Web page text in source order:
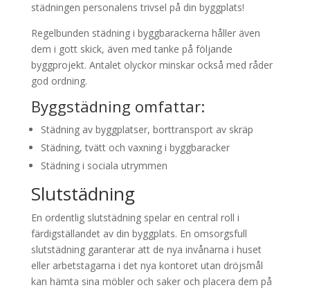
städningen personalens trivsel på din byggplats!
Regelbunden städning i byggbarackerna håller även
dem i gott skick, även med tanke på följande
byggprojekt. Antalet olyckor minskar också med råder
god ordning.
Byggstädning omfattar:
Städning av byggplatser, borttransport av skräp
Städning, tvätt och vaxning i byggbaracker
Städning i sociala utrymmen
Slutstädning
En ordentlig slutstädning spelar en central roll i
färdigställandet av din byggplats. En omsorgsfull
slutstädning garanterar att de nya invånarna i huset
eller arbetstagarna i det nya kontoret utan dröjsmål
kan hämta sina möbler och saker och placera dem på